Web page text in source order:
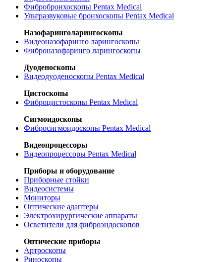
Фибробронхоскопы Pentax Medical
Ультразвуковые бронхоскопы Pentax Medical
Назофаринголарингоскопы
Видеоназофаринго ларингоскопы
Фиброназофаринго ларингоскопы
Дуоденоскопы
Видеодуоденоскопы Pentax Medical
Цистоскопы
Фиброцистоскопы Pentax Medical
Сигмоидоскопы
Фибросигмоидоскопы Pentax Medical
Видеопроцессоры
Видеопроцессоры Pentax Medical
Приборы и оборудование
Приборные стойки
Видеосистемы
Мониторы
Оптические адаптеры
Электрохирургические аппараты
Осветители для фиброэндоскопов
Оптические приборы
Артроскопы
Риноскопы